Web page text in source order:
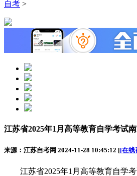
自考 >
江苏省2025年1月高等教育自学考试
来源：江苏自考网 2024-11-28 10:45:12 [[在线
江苏省2025年1月高等教育自学考